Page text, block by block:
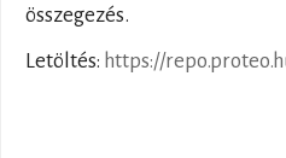
összegezés.
Letöltés: https://